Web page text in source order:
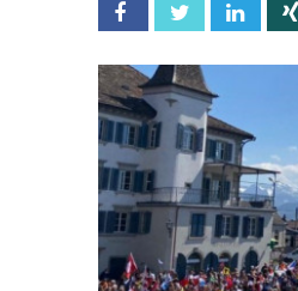
Facebook Twitter